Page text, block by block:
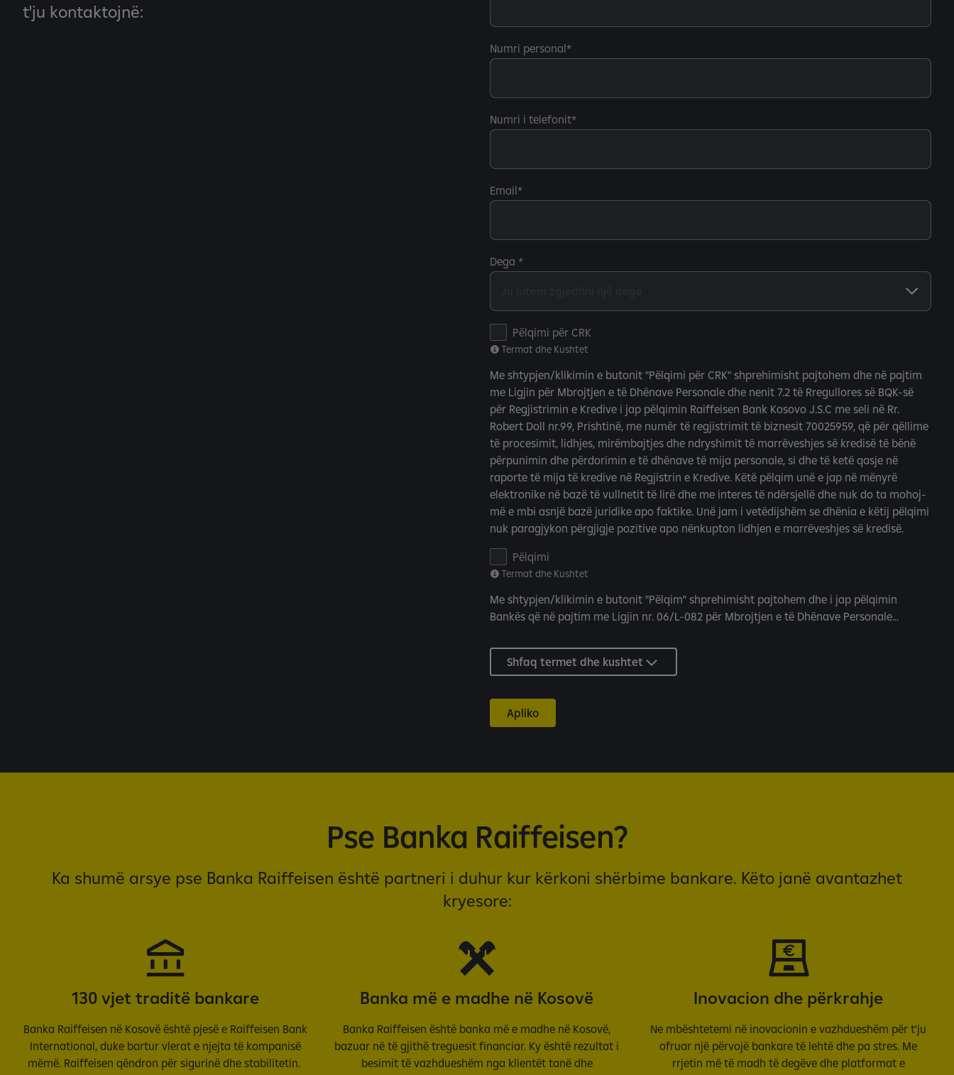
t'ju kontaktojnë:
Numri personal
Numri i telefonit
Email
Dega
e
m
a
t
d
h
e
K
u
s
h
t
e
Pëlqimi për CRK
Termat dhe Kushtet
Me shtypjen/klikimin e butonit "Pëlqimi për CRK" shprehimisht pajtohem dhe në pajtim
me Ligjin për Mbrojtjen e të Dhënave Personale dhe nenit 7.2 të Rregullores së BQK-së
për Regjistrimin e Kredive i jap pëlqimin Raiffeisen Bank Kosovo J.S.C me seli në Rr.
Robert Doll nr.99, Prishtinë, me numër të regjistrimit të biznesit 70025959, që për qëllime
të procesimit, lidhjes, mirëmbajtjes dhe ndryshimit të marrëveshjes së kredisë të bënë
përpunimin dhe përdorimin e të dhënave të mija personale, si dhe të ketë qasje në
raporte të mija të kredive në Regjistrin e Kredive. Këtë pëlqim unë e jap në mënyrë
elektronike në bazë të vullnetit të lirë dhe me interes të ndërsjellë dhe nuk do ta mohoj-
më e mbi asnjë bazë juridike apo faktike. Unë jam i vetëdijshëm se dhënia e këtij pëlqimi
nuk paragjykon përgjigje pozitive apo nënkupton lidhjen e marrëveshjes së kredisë.
e
q
i
p
C
Pëlqimi
Termat dhe Kushtet
Me shtypjen/klikimin e butonit "Pëlqim" shprehimisht pajtohem dhe i jap pëlqimin
Bankës që në pajtim me Ligjin nr. 06/L-082 për Mbrojtjen e të Dhënave Personale...
Shfaq termet dhe kushtet
Apliko
Pse Banka Raiffeisen?
Ka shumë arsye pse Banka Raiffeisen është partneri i duhur kur kërkoni shërbime bankare. Këto janë avantazhet
kryesore:
130 vjet traditë bankare
Banka Raiffeisen në Kosovë është pjesë e Raiffeisen Bank
International, duke bartur vlerat e njejta të kompanisë
mëmë. Raiffeisen qëndron për sigurinë dhe stabilitetin.
Banka më e madhe në Kosovë
Banka Raiffeisen është banka më e madhe në Kosovë,
bazuar në të gjithë treguesit financiar. Ky është rezultat i
besimit të vazhdueshëm nga klientët tanë dhe
Inovacion dhe përkrahje
Ne mbështetemi në inovacionin e vazhdueshëm për t'ju
ofruar një përvojë bankare të lehtë dhe pa stres. Me
rrjetin më të madh të degëve dhe platformat e